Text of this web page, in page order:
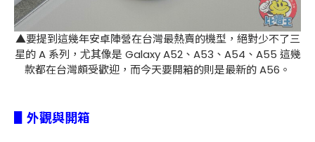
▲要提到這幾年安卓陣營在台灣最熱賣的機型，絕對少不了三
星的 A 系列，尤其像是 Galaxy A52、A53、A54、A55 這幾
款都在台灣頗受歡迎，而今天要開箱的則是最新的 A56。
▋外觀與開箱